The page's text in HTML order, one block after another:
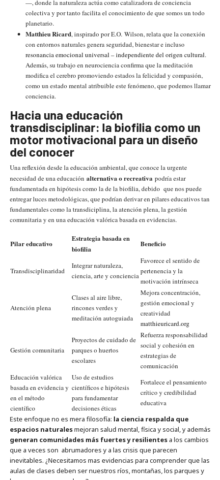
—, donde la naturaleza actúa como catalizadora de conciencia
colectiva y por tanto facilita el conocimiento de que somos un todo
planetario.
Matthieu Ricard, inspirado por E.O. Wilson, relata que la conexión
con entornos naturales genera seguridad, bienestar e incluso
resonancia emocional universal – independiente del origen cultural.
Además, su trabajo en neurociencia confirma que la meditación
modifica el cerebro promoviendo estados la felicidad y compasión,
como un estado mental atribuible este fenómeno, que podemos llamar
conciencia.
Hacia una educación
transdisciplinar: la biofilia como un
motor motivacional para un diseño
del conocer
Una reflexión desde la educación ambiental, que conoce la urgente
necesidad de una educación alternativa o recreativa podría estar
fundamentada en hipótesis como la de la biofilia, debido que nos puede
entregar luces metodológicas, que podrían derivar en pilares educativos tan
fundamentales como la transdiciplina, la atención plena, la gestión
comunitaria y en una educación valórica basada en evidencias.
Pilar educativo
Estrategia basada en
biofilia
Beneficio
Transdisciplinaridad
Integrar naturaleza,
ciencia, arte y conciencia
Favorece el sentido de
pertenencia y la
motivación intrínseca
Atención plena
Clases al aire libre,
rincones verdes y
meditación autoguiada
Mejora concentración,
gestión emocional y
creatividad
matthieuricard.org
Gestión comunitaria
Proyectos de cuidado de
parques o huertos
escolares
Refuerza responsabilidad
social y cohesión en
estrategias de
comunicación
Educación valórica
basada en evidencia y
en el método
científico
Uso de estudios
científicos e hipótesis
para fundamentar
decisiones éticas
Fortalece el pensamiento
crítico y credibilidad
educativa
Este enfoque no es mera filosofía: la ciencia respalda que
espacios naturalesmejoran salud mental, física y social, y además
generan comunidades más fuertes y resilientesa los cambios
que a veces son abrumadores y a las crisis que parecen
inevitables. ¿Necesitamos mas evidencias para comprender que las
aulas de clases deben ser nuestros ríos, montañas, los parques y